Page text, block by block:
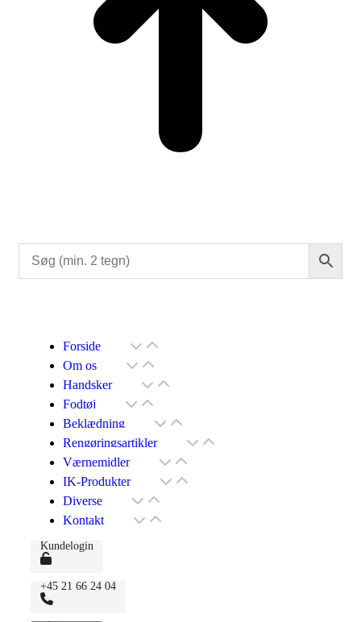
Forside
Om os
Handsker
Fodtøj
Beklædning
Rengøringsartikler
Værnemidler
IK-Produkter
Diverse
Kontakt
Kundelogin
+45 21 66 24 04